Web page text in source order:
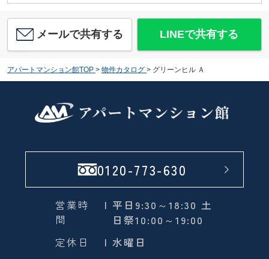
メールで共有する LINEで共有する
アパートマンション館TOP > 物件カタログ > グリーンヒル Ａ
0120-773-630
営業時
間
| 平日9:30～18:30 土
日祭10:00～19:00
定休日
| 水曜日